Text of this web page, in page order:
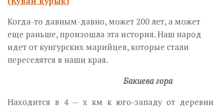
Когда-то давным-давно, может 200 лет, а может
еще раньше, произошла эта история. Наш народ
идет от кунгурских марийцев, которые стали
переселятся в наши края.
Бакиева гора
Находится в 4 — х км к юго-западу от деревни